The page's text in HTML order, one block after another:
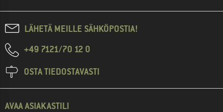
LÄHETÄ MEILLE SÄHKÖPOSTIA!
+49 7121/70 12 0
OSTA TIEDOSTAVASTI
AVAA ASIAKASTILI